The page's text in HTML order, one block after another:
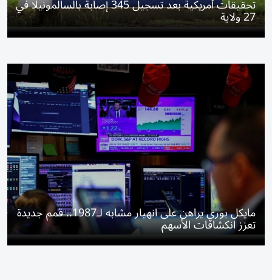
تحقيقات أمريكية بعد تسجيل 345 إصابة بالسالمونيلا في
27 ولاية
مايكل بوري يراهن على انهيار مشابه لـ1987.. قمم جديدة
تعزز انكشافات الأسهم